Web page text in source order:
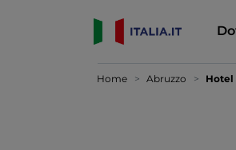
Home Abruzzo Hotel